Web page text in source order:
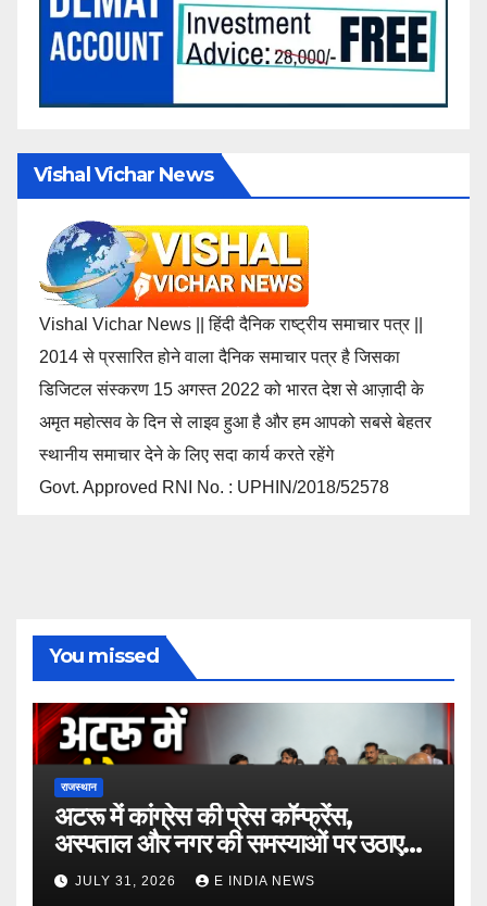
Vishal Vichar News
Vishal Vichar News || हिंदी दैनिक राष्ट्रीय समाचार पत्र ||
2014 से प्रसारित होने वाला दैनिक समाचार पत्र है जिसका
डिजिटल संस्करण 15 अगस्त 2022 को भारत देश से आज़ादी के
अमृत महोत्सव के दिन से लाइव हुआ है और हम आपको सबसे बेहतर
स्थानीय समाचार देने के लिए सदा कार्य करते रहेंगे
Govt. Approved RNI No. : UPHIN/2018/52578
You missed
राजस्थान
अटरू में कांग्रेस की प्रेस कॉन्फ्रेंस,
अस्पताल और नगर की समस्याओं पर उठाए
सवाल
JULY 31, 2026 E INDIA NEWS